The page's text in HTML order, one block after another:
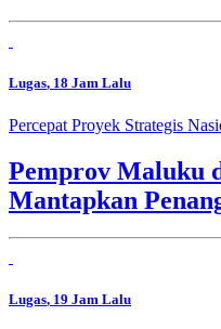
Lugas, 18 Jam Lalu
Percepat Proyek Strategis
Pemprov Maluku
Mantapkan
Lugas, 19 Jam Lalu